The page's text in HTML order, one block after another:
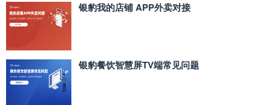
银豹我的店铺 APP外卖对接
银豹餐饮智慧屏TV端常见问题